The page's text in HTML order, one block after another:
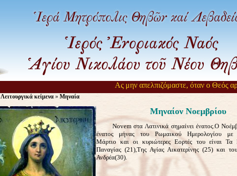
Ας μην απελπιζόμαστε, όταν ο Θεός
Λειτουργικά κείμενα» Μηναία
Μηναίον Νοεμβρίου
Novem στα Λατινικά σημαίνει ένατος.Ο
ένατος μήνας του Ρωμαικού Ημερολογίου
Μάρτιο και οι κυριώτερες Εορτές του είναι Τα
Παναγίας (21),Της Αγίας Αικατερίνης (25) και
Ανδρέα(30).